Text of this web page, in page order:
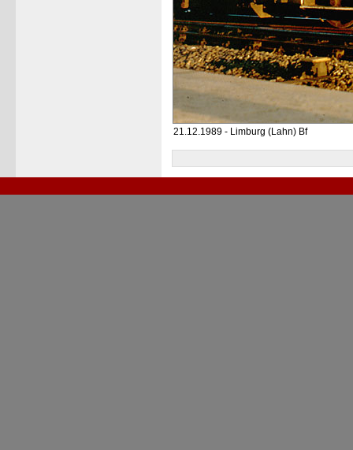
21.12.1989 - Limburg (Lahn) Bf